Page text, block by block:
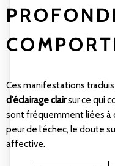
Ces manifestations
d’éclairage clairsur ce qui
sont fréquemment liées à
peur de l’échec, le doute
affective.